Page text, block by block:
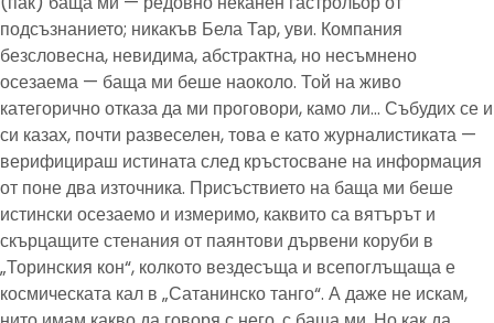
подсъзнанието; никакъв Бела Тар, уви. Компания
безсловесна, невидима, абстрактна, но несъмнено
осезаема — баща ми беше наоколо. Той на живо
категорично отказа да ми проговори, камо ли… Събудих се и
си казах, почти развеселен, това е като журналистиката —
верифицираш истината след кръстосване на информация
от поне два източника. Присъствието на баща ми беше
истински осезаемо и измеримо, каквито са вятърът и
скърцащите стенания от паянтови дървени коруби в
„Торинския кон“, колкото вездесъща и всепоглъщаща е
космическата кал в „Сатанинско танго“. А даже не искам,